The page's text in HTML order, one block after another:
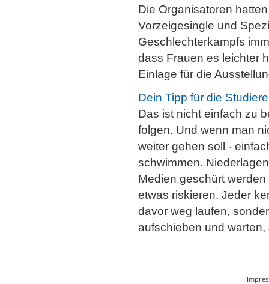
Die Organisatoren
Vorzeigesingle und
Geschlechterkampfs
dass Frauen es leichter
Einlage für die
Dein Tipp für die
Das ist nicht einfach zu
folgen. Und wenn man
weiter gehen soll -
schwimmen.
Medien geschürt
etwas riskieren. Jeder
davor weg laufen,
aufschieben und